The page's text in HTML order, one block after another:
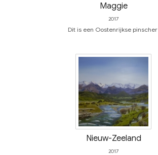
Maggie
2017
Dit is een Oostenrijkse pinscher
Nieuw-Zeeland
2017